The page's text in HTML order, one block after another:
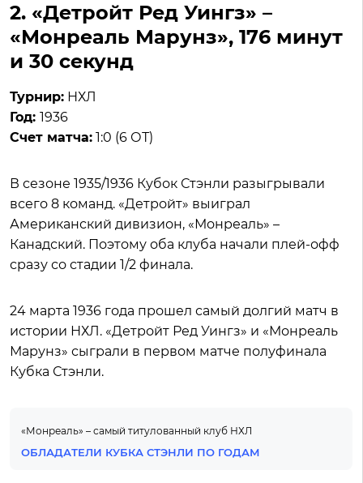
2. «Детройт Ред Уингз» –
«Монреаль Марунз», 176 минут
и 30 секунд
Турнир: НХЛ
Год: 1936
Счет матча: 1:0 (6 ОТ)
В сезоне 1935/1936 Кубок Стэнли разыгрывали
всего 8 команд. «Детройт» выиграл
Американский дивизион, «Монреаль» –
Канадский. Поэтому оба клуба начали плей-офф
сразу со стадии 1/2 финала.
24 марта 1936 года прошел самый долгий матч в
истории НХЛ. «Детройт Ред Уингз» и «Монреаль
Марунз» сыграли в первом матче полуфинала
Кубка Стэнли.
«Монреаль» – самый титулованный клуб НХЛ
ОБЛАДАТЕЛИ КУБКА СТЭНЛИ ПО ГОДАМ